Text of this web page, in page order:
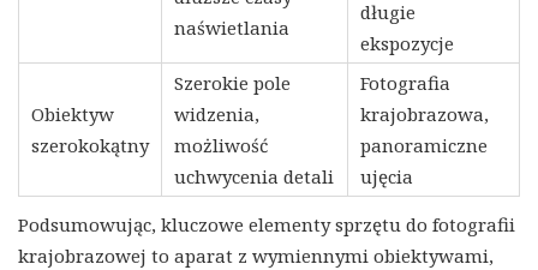
naświetlania
długie
ekspozycje
Obiektyw
szerokokątny
Szerokie pole
widzenia,
możliwość
uchwycenia detali
Fotografia
krajobrazowa,
panoramiczne
ujęcia
Podsumowując, kluczowe elementy sprzętu do fotografii
krajobrazowej to aparat z wymiennymi obiektywami,